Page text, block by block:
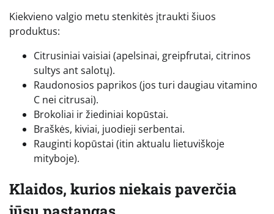
Kiekvieno valgio metu stenkitės įtraukti šiuos
produktus:
Citrusiniai vaisiai (apelsinai, greipfrutai, citrinos
sultys ant salotų).
Raudonosios paprikos (jos turi daugiau vitamino
C nei citrusai).
Brokoliai ir žiediniai kopūstai.
Braškės, kiviai, juodieji serbentai.
Rauginti kopūstai (itin aktualu lietuviškoje
mityboje).
Klaidos, kurios niekais paverčia